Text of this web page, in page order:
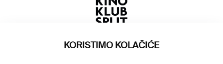
KORISTIMO KOLAČIĆE